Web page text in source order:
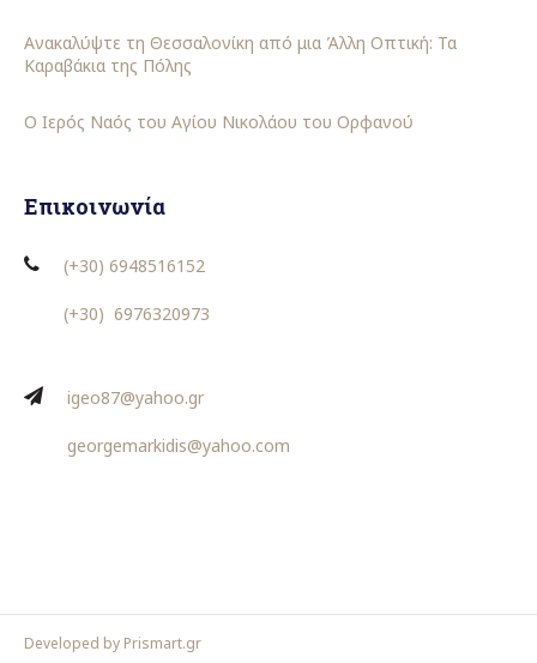
Ανακαλύψτε τη Θεσσαλονίκη από μια Άλλη Οπτική: Τα
Καραβάκια της Πόλης
Ο Ιερός Ναός του Αγίου Νικολάου του Ορφανού
Επικοινωνία
(+30) 6948516152
(+30) 6976320973
igeo87@yahoo.gr
georgemarkidis@yahoo.com
Developed by Prismart.gr